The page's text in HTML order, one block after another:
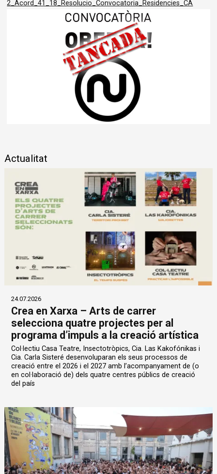
2_Acord_41_18_Resolucio_Convocatoria_Residencies_CA
Actualitat
24.07.2026
Crea en Xarxa – Arts de carrer
selecciona quatre projectes per al
programa d’impuls a la creació artística
Col·lectiu Casa Teatre, Insectotròpics, Cia. Las Kakofónikas i
Cia. Carla Sisteré desenvoluparan els seus processos de
creació entre el 2026 i el 2027 amb l’acompanyament de (o
en col·laboració de) dels quatre centres públics de creació
del país